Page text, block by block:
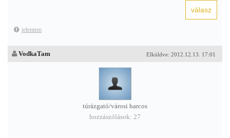
jelentem
Elküldve: 2012.12.13. 17:01
VodkaTam
túrázgató/városi harcos
hozzászólások: 27